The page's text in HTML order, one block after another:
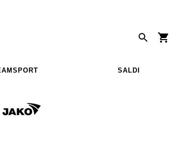
SALDI